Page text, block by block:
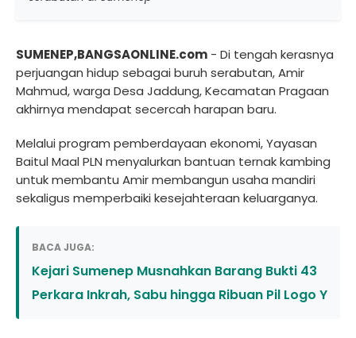
SUMENEP,BANGSAONLINE.com - Di tengah kerasnya
perjuangan hidup sebagai buruh serabutan, Amir
Mahmud, warga Desa Jaddung, Kecamatan Pragaan
akhirnya mendapat secercah harapan baru.
Melalui program pemberdayaan ekonomi, Yayasan
Baitul Maal PLN menyalurkan bantuan ternak kambing
untuk membantu Amir membangun usaha mandiri
sekaligus memperbaiki kesejahteraan keluarganya.
BACA JUGA:
Kejari Sumenep Musnahkan Barang Bukti 43
Perkara Inkrah, Sabu hingga Ribuan Pil Logo Y